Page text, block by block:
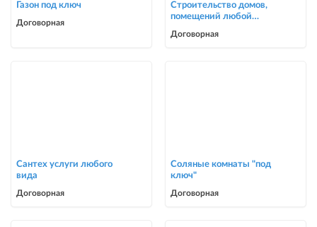
Газон под ключ
Договорная
Строительство домов,
помещений любой
Договорная
Сантех услуги любого
вида
Договорная
Соляные комнаты "под
ключ"
Договорная